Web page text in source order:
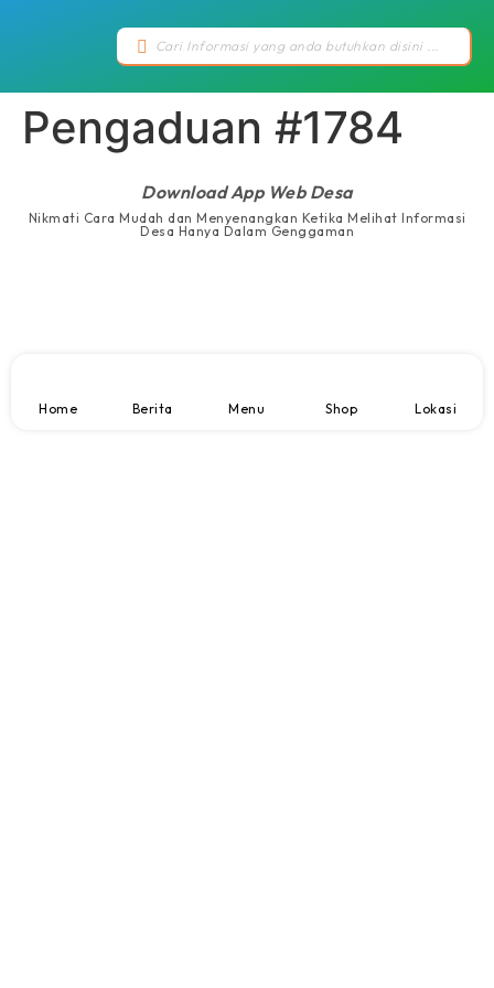
Pengaduan #1784
Download App Web Desa
Nikmati Cara Mudah dan Menyenangkan Ketika Melihat Informasi
Desa Hanya Dalam Genggaman
Home Berita Menu Shop Lokasi